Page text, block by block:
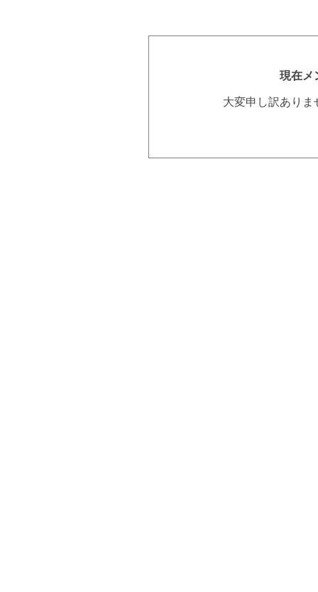
現在メ
大変申し訳あり